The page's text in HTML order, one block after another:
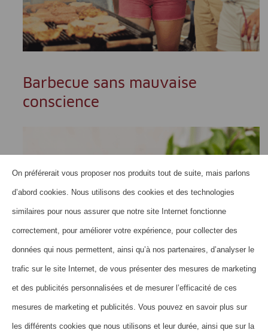
Barbecue sans mauvaise
conscience
On préférerait vous proposer nos produits tout de suite, mais parlons
d’abord cookies. Nous utilisons des cookies et des technologies
similaires pour nous assurer que notre site Internet fonctionne
correctement, pour améliorer votre expérience, pour collecter des
données qui nous permettent, ainsi qu’à nos partenaires, d’analyser le
trafic sur le site Internet, de vous présenter des mesures de marketing
et des publicités personnalisées et de mesurer l’efficacité de ces
mesures de marketing et publicités. Vous pouvez en savoir plus sur
les différents cookies que nous utilisons et leur durée, ainsi que sur la